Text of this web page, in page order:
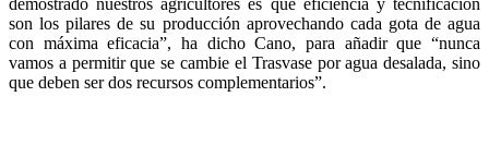
son los pilares de su producción aprovechando cada gota de agua
con máxima eficacia”, ha dicho Cano, para añadir que “nunca
vamos a permitir que se cambie el Trasvase por agua desalada, sino
que deben ser dos recursos complementarios”.